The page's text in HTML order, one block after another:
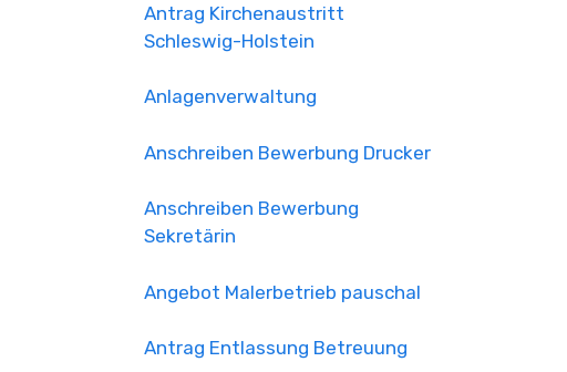
Antrag Kirchenaustritt
Schleswig-Holstein
Anlagenverwaltung
Anschreiben Bewerbung Drucker
Anschreiben Bewerbung
Sekretärin
Angebot Malerbetrieb pauschal
Antrag Entlassung Betreuung